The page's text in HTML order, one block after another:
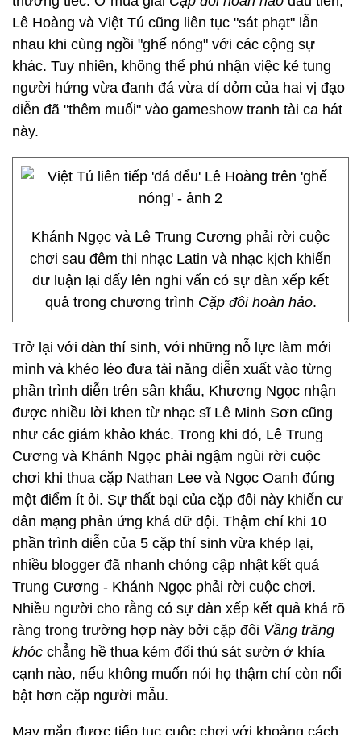
Lê Hoàng và Việt Tú cũng liên tục "sát phạt" lẫn
nhau khi cùng ngồi "ghế nóng" với các cộng sự
khác. Tuy nhiên, không thể phủ nhận việc kẻ tung
người hứng vừa đanh đá vừa dí dỏm của hai vị đạo
diễn đã "thêm muối" vào gameshow tranh tài ca hát
này.
Khánh Ngọc và Lê Trung Cương phải rời cuộc
chơi sau đêm thi nhạc Latin và nhạc kịch khiến
dư luận lại dấy lên nghi vấn có sự dàn xếp kết
quả trong chương trình Cặp đôi hoàn hảo.
Trở lại với dàn thí sinh, với những nỗ lực làm mới
mình và khéo léo đưa tài năng diễn xuất vào từng
phần trình diễn trên sân khấu, Khương Ngọc nhận
được nhiều lời khen từ nhạc sĩ Lê Minh Sơn cũng
như các giám khảo khác. Trong khi đó, Lê Trung
Cương và Khánh Ngọc phải ngậm ngùi rời cuộc
chơi khi thua cặp Nathan Lee và Ngọc Oanh đúng
một điểm ít ỏi. Sự thất bại của cặp đôi này khiến cư
dân mạng phản ứng khá dữ dội. Thậm chí khi 10
phần trình diễn của 5 cặp thí sinh vừa khép lại,
nhiều blogger đã nhanh chóng cập nhật kết quả
Trung Cương - Khánh Ngọc phải rời cuộc chơi.
Nhiều người cho rằng có sự dàn xếp kết quả khá rõ
ràng trong trường hợp này bởi cặp đôi Vầng trăng
khóc chẳng hề thua kém đối thủ sát sườn ở khía
cạnh nào, nếu không muốn nói họ thậm chí còn nổi
bật hơn cặp người mẫu.
May mắn được tiếp tục cuộc chơi với khoảng cách